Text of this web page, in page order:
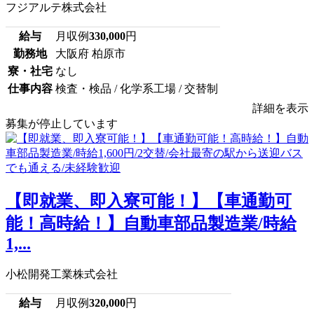
フジアルテ株式会社
給与 月収例330,000円
勤務地
大阪府 柏原市
寮・社宅 なし
仕事内容 検査・検品 / 化学系工場 / 交替制
詳細を表示
募集が停止しています
【即就業、即入寮可能！】【車通勤可
能！高時給！】自動車部品製造業/時給
1,...
小松開発工業株式会社
給与 月収例320,000円